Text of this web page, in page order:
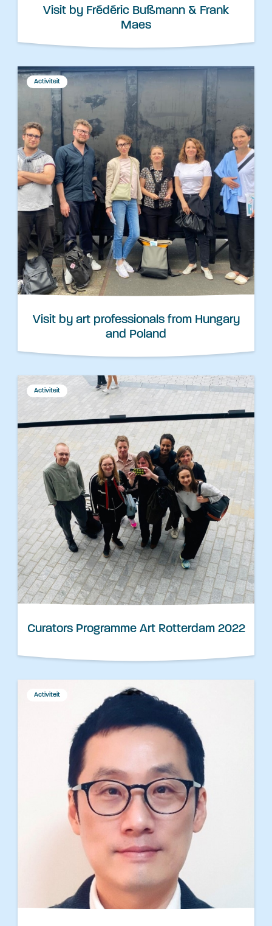
Visit by Frédéric Bußmann & Frank
Maes
Activiteit
Visit by art professionals from Hungary
and Poland
Activiteit
Curators Programme Art Rotterdam 2022
Activiteit